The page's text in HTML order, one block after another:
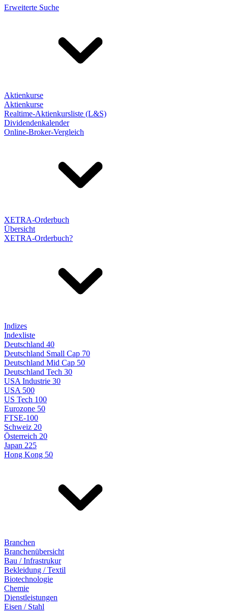
Erweiterte Suche
Aktienkurse
Aktienkurse
Realtime-Aktienkursliste (L&S)
Dividendenkalender
Online-Broker-Vergleich
XETRA-Orderbuch
Übersicht
XETRA-Orderbuch?
Indizes
Indexliste
Deutschland 40
Deutschland Small Cap 70
Deutschland Mid Cap 50
Deutschland Tech 30
USA Industrie 30
USA 500
US Tech 100
Eurozone 50
FTSE-100
Schweiz 20
Österreich 20
Japan 225
Hong Kong 50
Branchen
Branchenübersicht
Bau / Infrastrukur
Bekleidung / Textil
Biotechnologie
Chemie
Dienstleistungen
Eisen / Stahl